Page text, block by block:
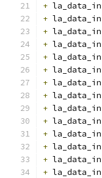
+ la_data_in
+ la_data_in
+ la_data_in
+ la_data_in
+ la_data_in
+ la_data_in
+ la_data_in
+ la_data_in
+ la_data_in
+ la_data_in
+ la_data_in
+ la_data_in
+ la_data_in
+ la_data_in